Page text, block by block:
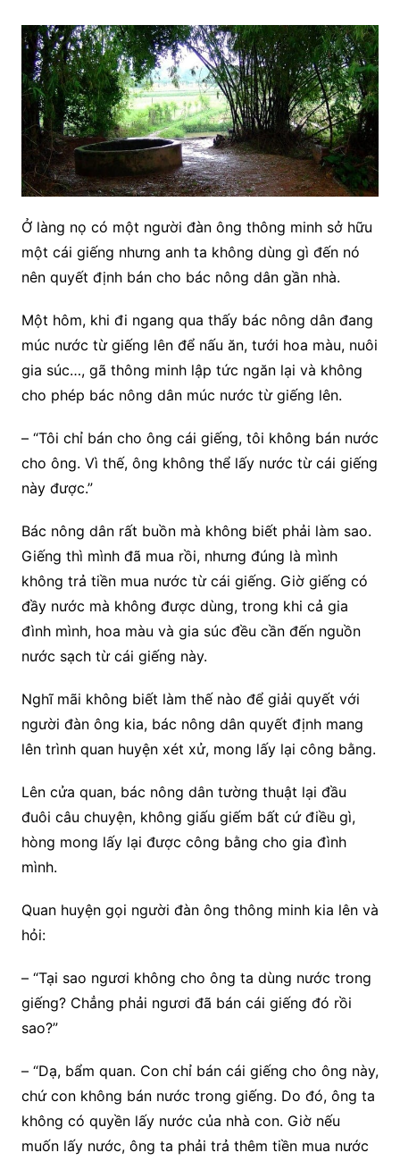
Ở làng nọ có một người đàn ông thông minh sở hữu
một cái giếng nhưng anh ta không dùng gì đến nó
nên quyết định bán cho bác nông dân gần nhà.
Một hôm, khi đi ngang qua thấy bác nông dân đang
múc nước từ giếng lên để nấu ăn, tưới hoa màu, nuôi
gia súc…, gã thông minh lập tức ngăn lại và không
cho phép bác nông dân múc nước từ giếng lên.
– “Tôi chỉ bán cho ông cái giếng, tôi không bán nước
cho ông. Vì thế, ông không thể lấy nước từ cái giếng
này được.”
Bác nông dân rất buồn mà không biết phải làm sao.
Giếng thì mình đã mua rồi, nhưng đúng là mình
không trả tiền mua nước từ cái giếng. Giờ giếng có
đầy nước mà không được dùng, trong khi cả gia
đình mình, hoa màu và gia súc đều cần đến nguồn
nước sạch từ cái giếng này.
Nghĩ mãi không biết làm thế nào để giải quyết với
người đàn ông kia, bác nông dân quyết định mang
lên trình quan huyện xét xử, mong lấy lại công bằng.
Lên cửa quan, bác nông dân tường thuật lại đầu
đuôi câu chuyện, không giấu giếm bất cứ điều gì,
hòng mong lấy lại được công bằng cho gia đình
mình.
Quan huyện gọi người đàn ông thông minh kia lên và
hỏi:
– “Tại sao ngươi không cho ông ta dùng nước trong
giếng? Chẳng phải ngươi đã bán cái giếng đó rồi
sao?”
– “Dạ, bẩm quan. Con chỉ bán cái giếng cho ông này,
chứ con không bán nước trong giếng. Do đó, ông ta
không có quyền lấy nước của nhà con. Giờ nếu
muốn lấy nước, ông ta phải trả thêm tiền mua nước